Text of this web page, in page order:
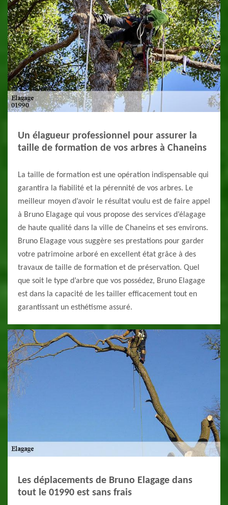
Un élagueur professionnel pour assurer la
taille de formation de vos arbres à Chaneins
La taille de formation est une opération indispensable qui
garantira la fiabilité et la pérennité de vos arbres. Le
meilleur moyen d’avoir le résultat voulu est de faire appel
à Bruno Elagage qui vous propose des services d’élagage
de haute qualité dans la ville de Chaneins et ses environs.
Bruno Elagage vous suggère ses prestations pour garder
votre patrimoine arboré en excellent état grâce à des
travaux de taille de formation et de préservation. Quel
que soit le type d’arbre que vos possédez, Bruno Elagage
est dans la capacité de les tailler efficacement tout en
garantissant un esthétisme assuré.
Les déplacements de Bruno Elagage dans
tout le 01990 est sans frais